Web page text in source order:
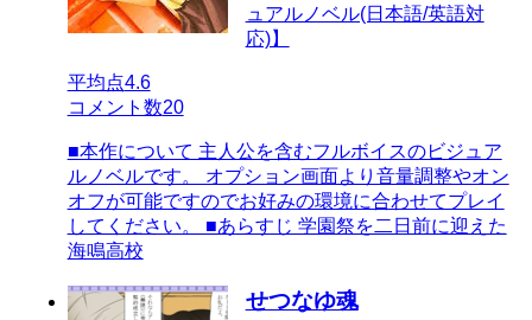
ュアルノベル(日本語/英語対
応)】
平均点4.6
コメント数20
■本作について 主人公を含むフルボイスのビジュア
ルノベルです。 オプション画面より音量調整やオン
オフが可能ですのでお好みの環境に合わせてプレイ
してください。 ■あらすじ 学園祭を二日前に迎えた
海鳴高校
せつなゆ魂